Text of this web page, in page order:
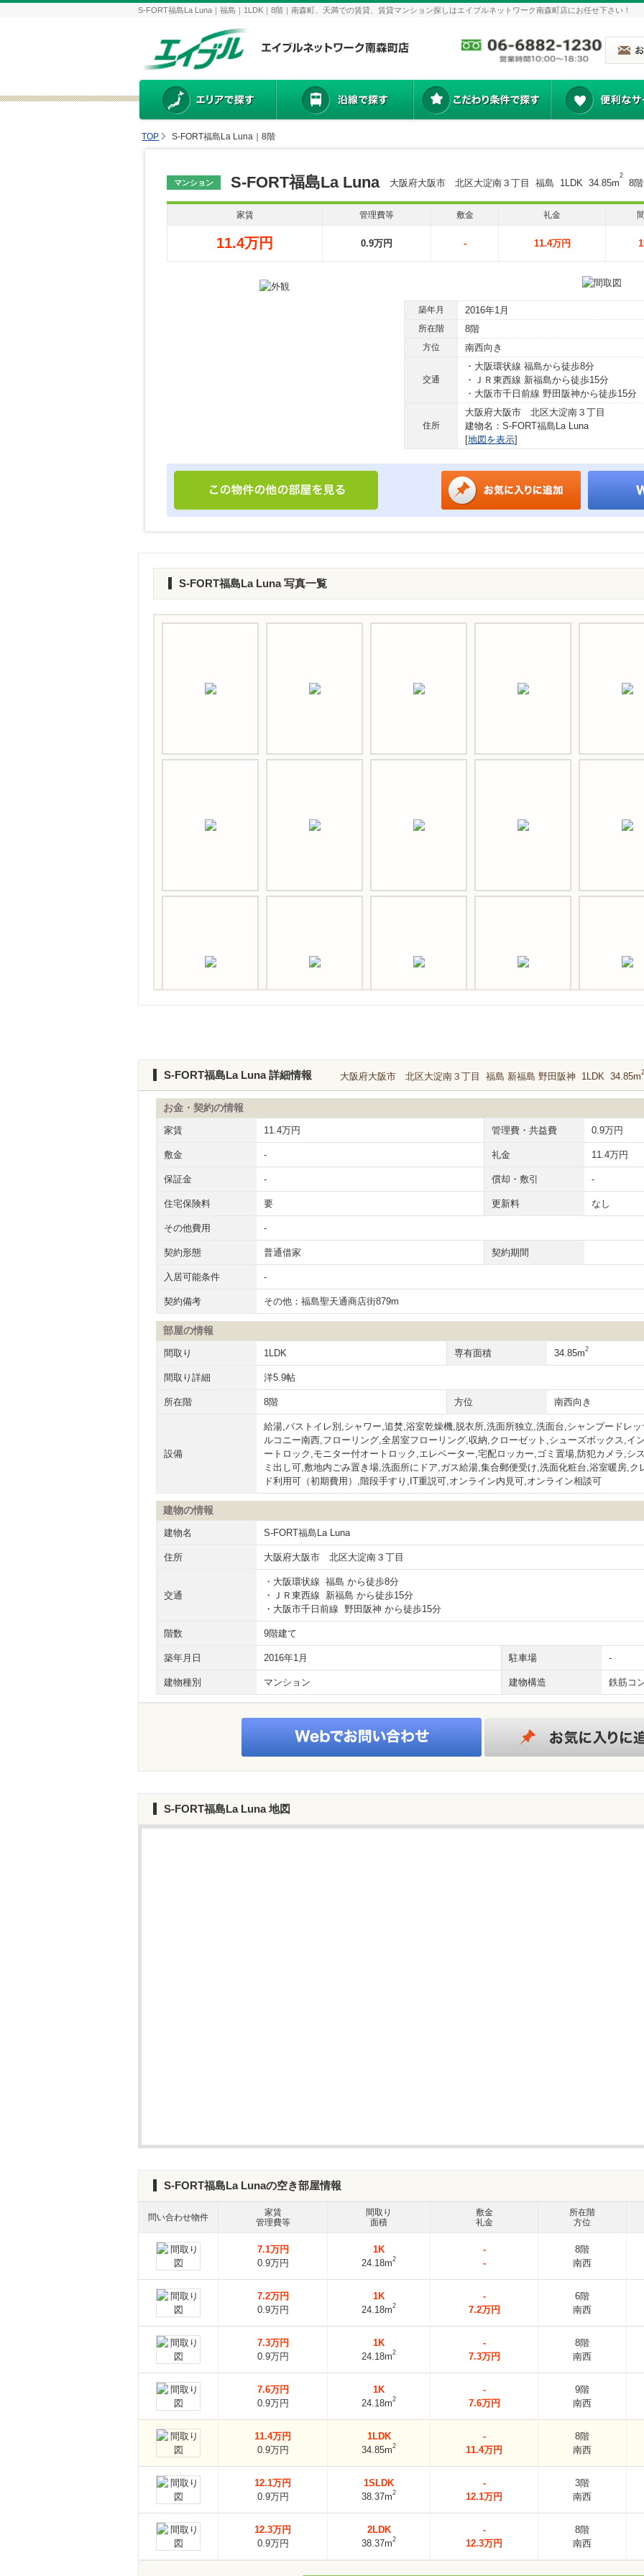
S-FORT福島La Luna｜福島｜1LDK｜8階｜南森町、天満での賃貸、賃貸マンション探しはエイブルネットワーク南森町店にお任せ下さい！
TOP S-FORT福島La Luna｜8階
マンション S-FORT福島La Luna 大阪府大阪市 北区大淀南３丁目 福島 1LDK 34.85m
2
8階
家賃 管理費等 敷金 礼金
11.4万円 0.9万円 - 11.4万円
築年月 2016年1月
所在階 8階
方位 南西向き
交通
・大阪環状線 福島から徒歩8分
・ＪＲ東西線 新福島から徒歩15分
・大阪市千日前線 野田阪神から徒歩15分
住所
大阪府大阪市 北区大淀南３丁目
建物名：S-FORT福島La Luna
[地図を表示]
S-FORT福島La Luna 写真一覧
S-FORT福島La Luna 詳細情報 大阪府大阪市 北区大淀南３丁目 福島 新福島 野田阪神 1LDK 34.85m2
お金・契約の情報
家賃 11.4万円 管理費・共益費 0.9万円
敷金 - 礼金 11.4万円
保証金 - 償却・敷引 -
住宅保険料 要 更新料 なし
その他費用 -
契約形態 普通借家 契約期間
入居可能条件 -
契約備考 その他：福島聖天通商店街879m
部屋の情報
間取り 1LDK 専有面積 34.85m2
間取り詳細 洋5.9帖
所在階 8階 方位 南西向き
設備
給湯,バストイレ別,シャワー,追焚,浴室乾燥機,脱衣所,洗面所独立,洗面台,シャンプードレ
ルコニー南西,フローリング,全居室フローリング,収納,クローゼット,シューズボックス,イ
ートロック,モニター付オートロック,エレベーター,宅配ロッカー,ゴミ置場,防犯カメラ,シ
ミ出し可,敷地内ごみ置き場,洗面所にドア,ガス給湯,集合郵便受け,洗面化粧台,浴室暖房,
ド利用可（初期費用）,階段手すり,IT重説可,オンライン内見可,オンライン相談可
建物の情報
建物名 S-FORT福島La Luna
住所 大阪府大阪市 北区大淀南３丁目
交通
・大阪環状線 福島 から徒歩8分
・ＪＲ東西線 新福島 から徒歩15分
・大阪市千日前線 野田阪神 から徒歩15分
階数 9階建て
築年月日 2016年1月 駐車場 -
建物種別 マンション 建物構造 鉄筋コ
S-FORT福島La Luna地図
S-FORT福島La Lunaの空き部屋情報
問い合わせ物件
家賃
管理費等
間取り
面積
敷金
礼金
所在階
方位
7.1万円
0.9万円
1K
24.18m2
-
-
8階
南西
7.2万円
0.9万円
1K
24.18m2
-
7.2万円
6階
南西
7.3万円
0.9万円
1K
24.18m2
-
7.3万円
8階
南西
7.6万円
0.9万円
1K
24.18m2
-
7.6万円
9階
南西
11.4万円
0.9万円
1LDK
34.85m2
-
11.4万円
8階
南西
12.1万円
0.9万円
1SLDK
38.37m2
-
12.1万円
3階
南西
12.3万円
0.9万円
2LDK
38.37m2
-
12.3万円
8階
南西